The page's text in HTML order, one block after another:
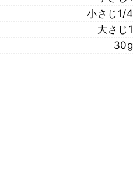
小さじ1/4
大さじ1
30g